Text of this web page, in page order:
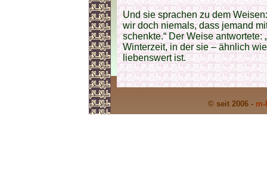
Und sie sprachen zu dem
wir doch niemals, dass jemand
schenkte.“ Der Weise
Winterzeit, in der sie – ähnlich
liebenswert ist.
© seit 2006 -